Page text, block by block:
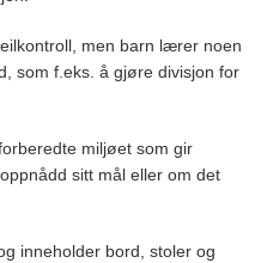
men barn lærer noen
som f.eks. å gjøre divisjon for
miljøet som gir
sitt mål eller om det
inneholder bord, stoler og